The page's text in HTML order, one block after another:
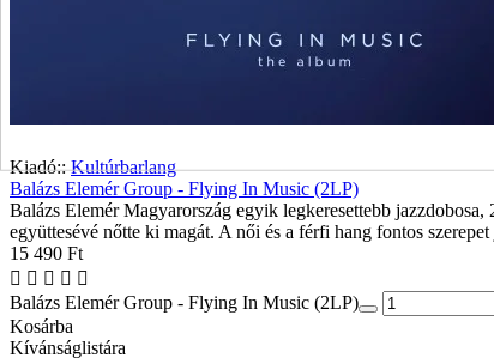
Kiadó:: Kultúrbarlang
Balázs Elemér Group - Flying In Music (2LP)
Balázs Elemér Magyarország egyik legkeresettebb
együttesévé nőtte ki magát. A női és a férfi hang fontos
15 490 Ft
Balázs Elemér Group - Flying In Music (2LP)
Kosárba
Kívánságlistára